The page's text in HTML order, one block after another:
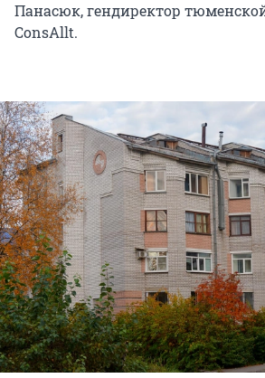
Панасюк, гендиректор
ConsAllt.